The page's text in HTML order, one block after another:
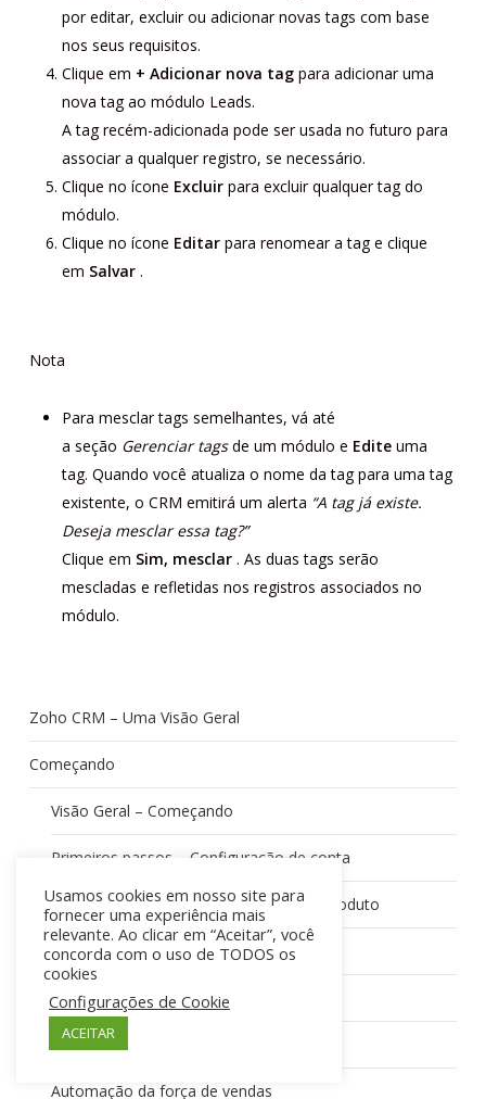
por editar, excluir ou adicionar novas tags com base
nos seus requisitos.
Clique em + Adicionar nova tagpara adicionar uma
nova tag ao módulo Leads.
A tag recém-adicionada pode ser usada no futuro para
associar a qualquer registro, se necessário.
Clique no ícone Excluirpara excluir qualquer tag do
módulo.
Clique no ícone Editarpara renomear a tag e clique
em Salvar.
Nota
Para mesclar tags semelhantes, vá até
a seção Gerenciar tagsde um módulo e Editeuma
tag. Quando você atualiza o nome da tag para uma tag
existente, o CRM emitirá um alerta “A tag já existe.
Deseja mesclar essa tag?”
Clique em Sim, mesclar. As duas tags serão
mescladas e refletidas nos registros associados no
módulo.
Zoho CRM – Uma Visão Geral
Começando
Visão Geral – Começando
Primeiros passos – Configuração de conta
Primeiros passos – personalização do produto
Introdução – Operações comuns
Zoho CRM – pronto para empresas
Sales Force Automation
Automação da força de vendas
Usamos cookies em nosso site para
fornecer uma experiência mais
relevante. Ao clicar em “Aceitar”, você
concorda com o uso de TODOS os
cookies
Configurações de Cookie
ACEITAR